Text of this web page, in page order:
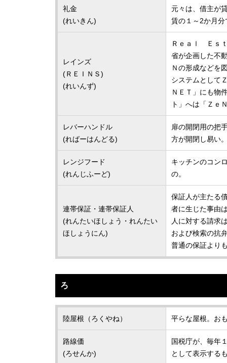
礼金
(れいきん)
元々は、借主が
賃の１～2か月
レインズ
(ＲＥＩＮＳ)
(れいんず)
Ｒｅａｌ Ｅｓ
省が企画した不
Ｎの形成などを
システムとして
ＮＥＴ」にも物
ト」へは「Ｚｅ
レバーハンドル
(ればーはんどる)
扉の開閉用の把
方が開閉し易い
レンジフード
(れんじふーど)
キッチンのコン
の。
連帯保証・連帯保証人
(れんたいほしょう・れんたい
ほしょうにん)
保証人が主たる
者に生じた事由
人に対する請求
および検索の抗
普通の保証より
ろ
陸屋根（ろくやね） 平らな屋根。お
路線価
(ろせんか)
国税庁が、毎年
として表示する